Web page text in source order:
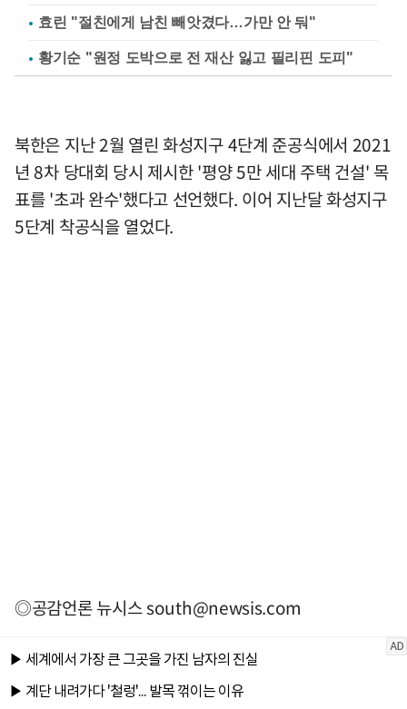
효린 "절친에게 남친 빼앗겼다…가만 안 둬"
황기순 "원정 도박으로 전 재산 잃고 필리핀 도피"
북한은 지난 2월 열린 화성지구 4단계 준공식에서 2021
년 8차 당대회 당시 제시한 '평양 5만 세대 주택 건설' 목
표를 '초과 완수'했다고 선언했다. 이어 지난달 화성지구
5단계 착공식을 열었다.
◎공감언론 뉴시스south@newsis.com